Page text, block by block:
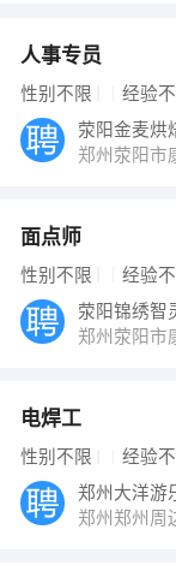
人事专员
性别不限 经验
荥阳金麦烘
郑州荥阳市
面点师
性别不限 经验
荥阳锦绣智
郑州荥阳市
电焊工
性别不限 经验
郑州大洋游
郑州郑州周